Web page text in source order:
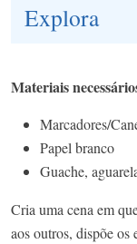
Explora
Materiais
Marcadores/
Papel branco
Guache,
Cria uma cena em
aos outros, dispõe os